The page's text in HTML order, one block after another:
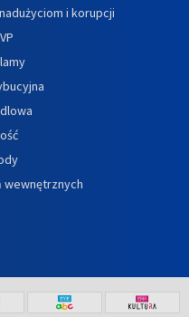
i korupcji
wewnętrznych